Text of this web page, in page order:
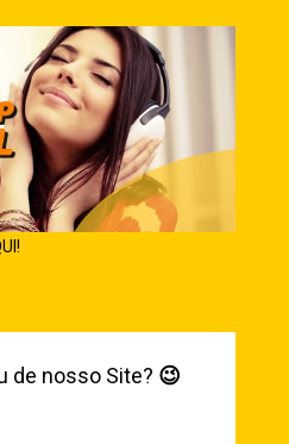
de nosso Site? 😉